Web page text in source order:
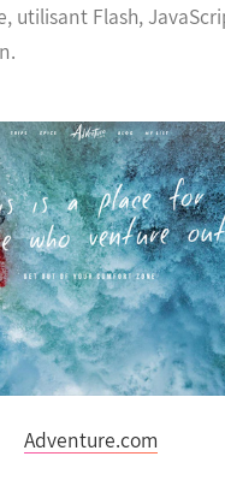
utilisant Flash,
Adventure.com